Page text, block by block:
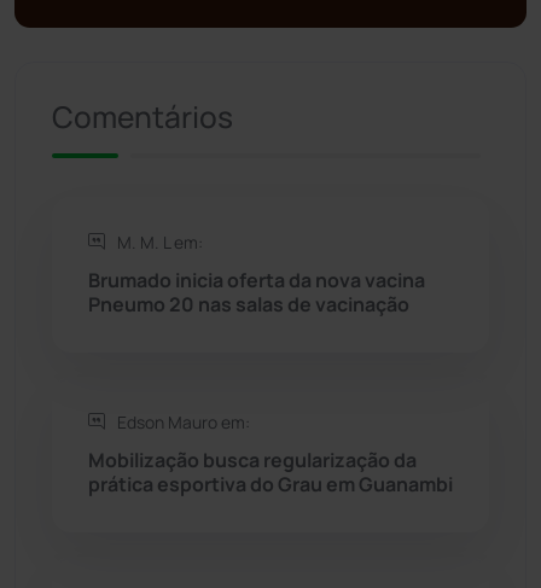
Presidente Jânio Qu... (125)
Rio de Contas
Rio do Antônio
Rio do Pires
Seabra
Sebastião Laranjeiras (96)
Comentários
M. M. L em:
Brumado inicia oferta da nova vacina
Pneumo 20 nas salas de vacinação
Edson Mauro em:
Mobilização busca regularização da
prática esportiva do Grau em Guanambi